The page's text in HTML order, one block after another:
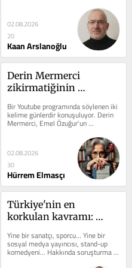
02.08.2026
20
Kaan Arslanoğlu
Derin Mermerci
zikirmatiğinin
Bir Youtube programında söylenen iki
kelime günlerdir konuşuluyor. Derin
Mermerci, Emel Özuğur'un
programında günlük hayatında...
02.08.2026
30
Hürrem Elmasçı
Türkiye'nin en
korkulan kavramı:
Yine bir sanatçı, sporcu… Yine bir
sosyal medya yayıncısı, stand-up
komedyeni… Hakkında soruşturma
açıldı, gözaltına alındı veya Her...